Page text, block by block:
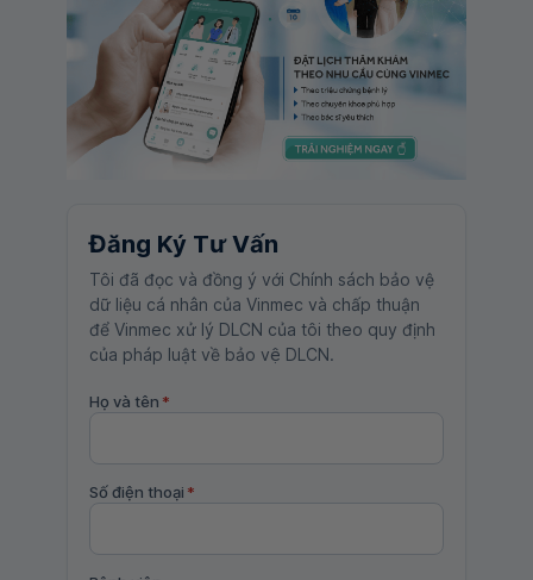
Đăng Ký Tư Vấn
Tôi đã đọc và đồng ý với Chính sách bảo vệ
dữ liệu cá nhân của Vinmec và chấp thuận
để Vinmec xử lý DLCN của tôi theo quy định
của pháp luật về bảo vệ DLCN.
Họ và tên *
Số điện thoại *